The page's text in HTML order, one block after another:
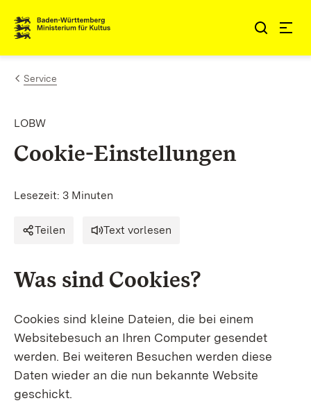
Zum Inhalt springen
Link zur Startseite
Service
LOBW
Cookie-Einstellungen
Lesezeit: 3 Minuten
Teilen Text vorlesen
Was sind Cookies?
Cookies sind kleine Dateien, die bei einem
Websitebesuch an Ihren Computer gesendet
werden. Bei weiteren Besuchen werden diese
Daten wieder an die nun bekannte Website
geschickt.